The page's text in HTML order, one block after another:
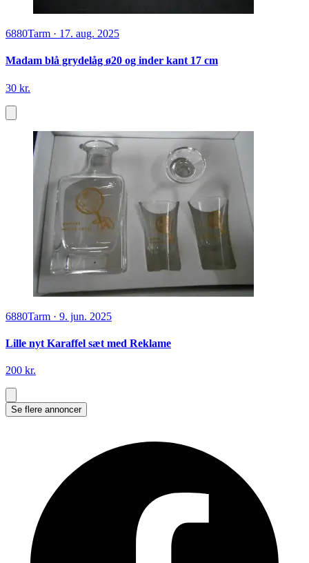
6880Tarm · 17. aug. 2025
Madam blå grydelåg ø20 og inder kant 17 cm
30 kr.
6880Tarm · 9. jun. 2025
Lille nyt Karaffel sæt med Reklame
200 kr.
Se flere annoncer